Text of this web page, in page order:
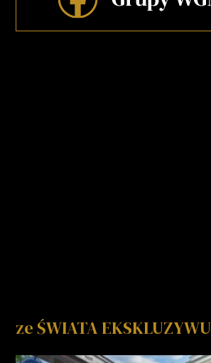
ze ŚWIATA EKSKLUZYWU